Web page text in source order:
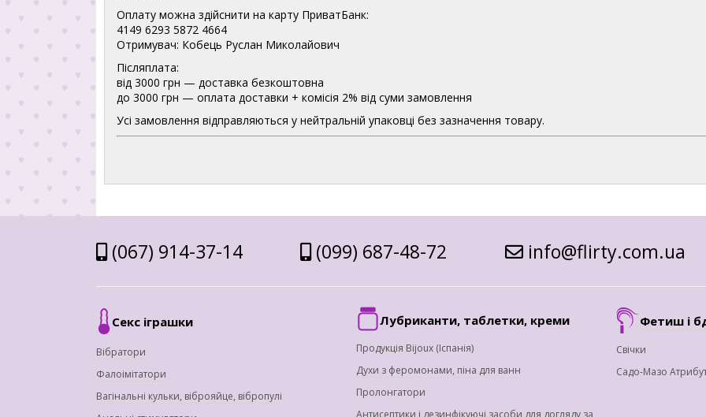
Оплату можна здійснити на карту ПриватБанк:
4149 6293 5872 4664
Отримувач: Кобець Руслан Миколайович
Післяплата:
від 3000 грн — доставка безкоштовна
до 3000 грн — оплата доставки + комісія 2% від суми замовлення
Усі замовлення відправляються у нейтральній упаковці без зазначення товару.
(067) 914-37-14 (099) 687-48-72 info@flirty.com.ua
Секс іграшки
Вібратори
Фалоімітатори
Вагінальні кульки, віброяйце, вібропулі
Лубриканти, таблетки, креми
Продукція Bijoux (Іспанія)
Духи з феромонами, піна для ванн
Пролонгатори
Антисептики і дезинфікуючі засоби для догляду за
Фетиш і
Свічки
Садо-Мазо